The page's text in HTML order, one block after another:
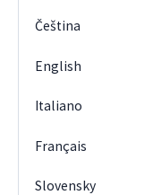
Čeština
English
Italiano
Français
Slovensky